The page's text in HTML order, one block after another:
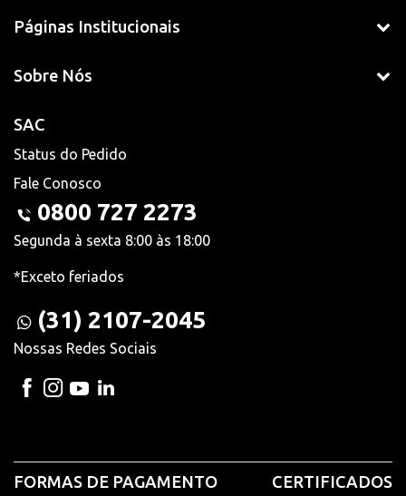
Páginas Institucionais
Sobre Nós
SAC
Status do Pedido
Fale Conosco
0800 727 2273
Segunda à sexta 8:00 às 18:00
*Exceto feriados
(31) 2107-2045
Nossas Redes Sociais
FORMAS DE PAGAMENTO CERTIFICADOS